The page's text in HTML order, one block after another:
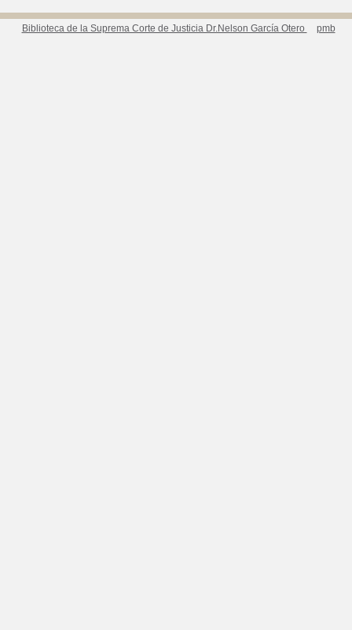
Biblioteca de la Suprema Corte de Justicia Dr.Nelson García Otero pmb